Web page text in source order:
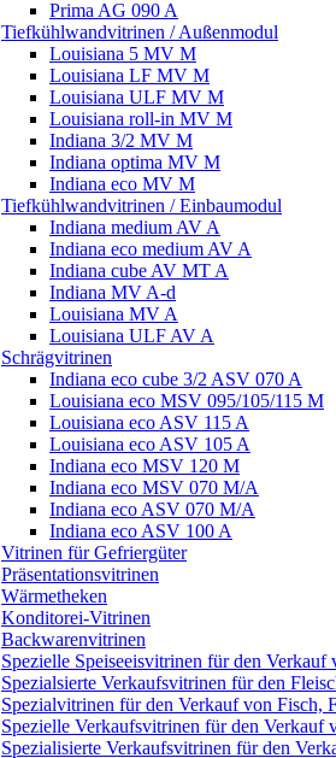
Prima AG 090 A
Tiefkühlwandvitrinen / Außenmodul
Louisiana 5 MV M
Louisiana LF MV M
Louisiana ULF MV M
Louisiana roll-in MV M
Indiana 3/2 MV M
Indiana optima MV M
Indiana eco MV M
Tiefkühlwandvitrinen / Einbaumodul
Indiana medium AV A
Indiana eco medium AV A
Indiana cube AV MT A
Indiana MV A-d
Louisiana MV A
Louisiana ULF AV A
Schrägvitrinen
Indiana eco cube 3/2 ASV 070 A
Louisiana eco MSV 095/105/115 M
Louisiana eco ASV 115 A
Louisiana eco ASV 105 A
Indiana eco MSV 120 M
Indiana eco MSV 070 M/A
Indiana eco ASV 070 M/A
Indiana eco ASV 100 A
Vitrinen für Gefriergüter
Präsentationsvitrinen
Wärmetheken
Konditorei-Vitrinen
Backwarenvitrinen
Spezielle Speiseeisvitrinen für den Verkauf
Spezialsierte Verkaufsvitrinen für den
Spezialvitrinen für den Verkauf von Fisch,
Spezielle Verkaufsvitrinen für den Verkauf
Spezialisierte Verkaufsvitrinen für den